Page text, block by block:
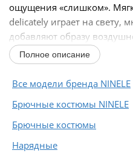
ощущения «слишком».
delicately играет на свету,
добавляют образу
Полное описание
Все модели бренда NINELE
Брючные костюмы NINELE
Брючные костюмы
Нарядные